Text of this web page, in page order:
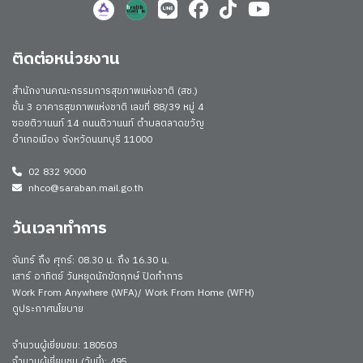
ติดต่อหน่วยงาน
สำนักงานคณะกรรมการสุขภาพแห่งชาติ (สช.)
ชั้น 3 อาคารสุขภาพแห่งชาติ เลขที่ 88/39 หมู่ 4
ซอยติวานนท์ 14 ถนนติวานนท์ ตำบลตลาดขวัญ
อำเภอเมือง จังหวัดนนทบุรี 11000
02 832 9000
nhco@saraban.mail.go.th
วันเวลาทำการ
จันทร์ ถึง ศุกร์: 08.30 น. ถึง 16.30 น.
เสาร์ อาทิตย์ วันหยุดนักขัตฤกษ์ ปิดทำการ
Work From Anywhere (WFA)/ Work From Home (WFH)
ดูประกาศนโยบาย
จำนวนผู้เยี่ยมชม: 180503